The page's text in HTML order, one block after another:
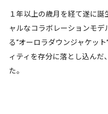
１年以上の歳月を経て遂に
ャルなコラボレーションモ
る“オーロラダウンジャケッ
ィティを存分に落とし込んだ
た。